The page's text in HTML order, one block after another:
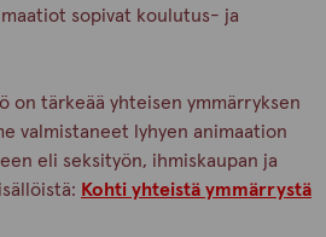
sopivat koulutus- ja
on tärkeää yhteisen ymmärryksen
valmistaneet lyhyen animaation
eli seksityön, ihmiskaupan ja
Kohti yhteistä ymmärrystä